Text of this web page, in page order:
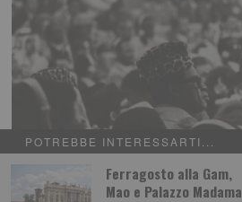
POTREBBE INTERESSARTI...
Ferragosto alla Gam,
Mao e Palazzo Madama